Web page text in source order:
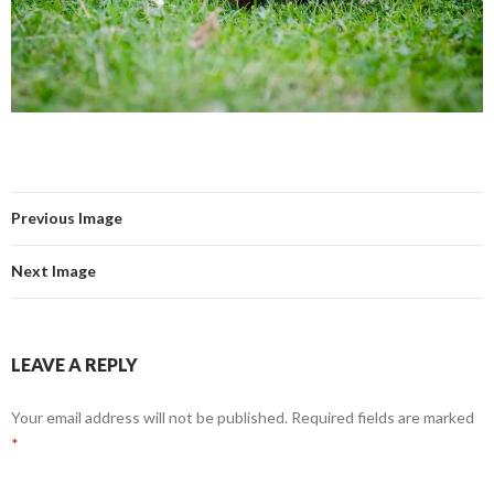
Previous Image
Next Image
LEAVE A REPLY
Your email address will not be published. Required fields are marked
*